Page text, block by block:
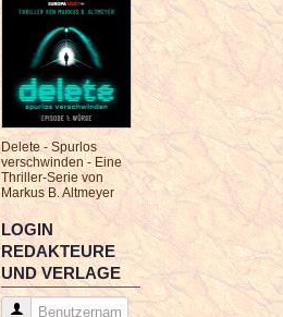
Delete - Spurlos
verschwinden - Eine
Thriller-Serie von
Markus B. Altmeyer
LOGIN
REDAKTEURE
UND VERLAGE
Benutzername